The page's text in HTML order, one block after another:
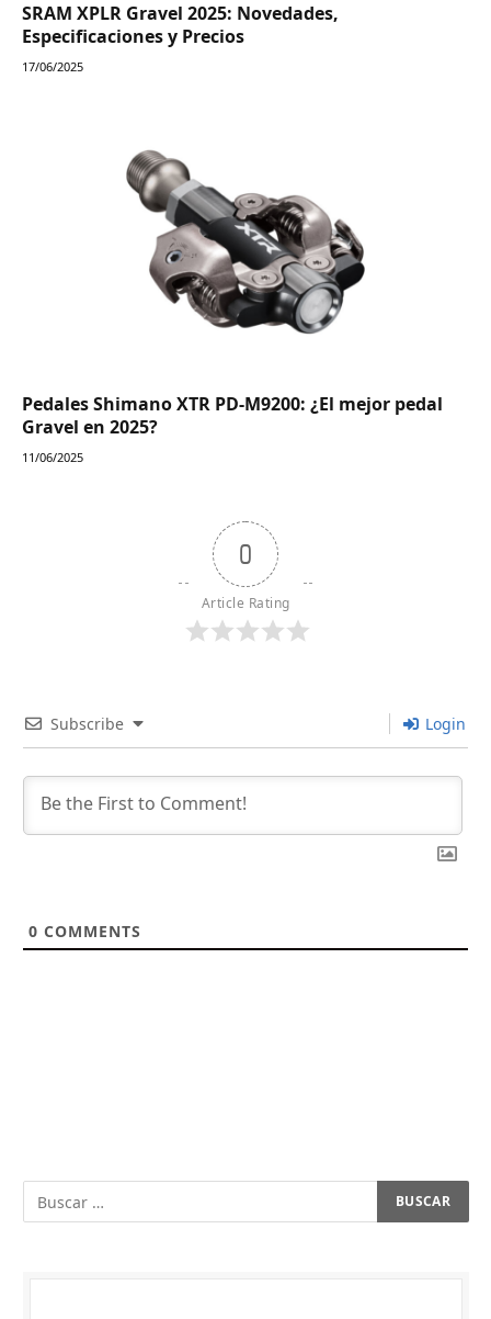
SRAM XPLR Gravel 2025: Novedades,
Especificaciones y Precios
17/06/2025
Pedales Shimano XTR PD-M9200: ¿El mejor pedal
Gravel en 2025?
11/06/2025
0
Article Rating
Subscribe Login
0 COMMENTS